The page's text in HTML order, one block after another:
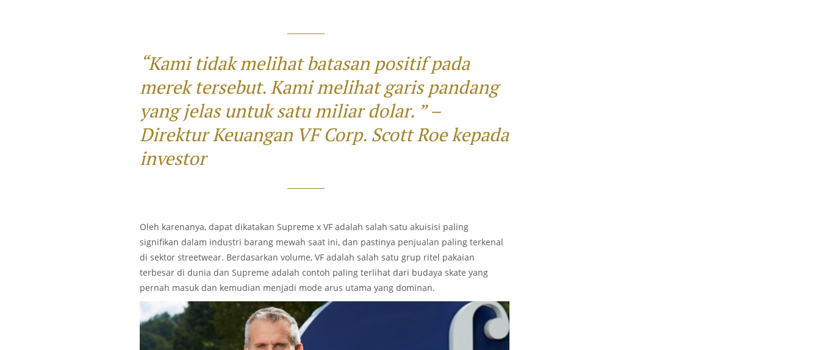
“Kami tidak melihat batasan positif pada
merek tersebut. Kami melihat garis pandang
yang jelas untuk satu miliar dolar. ” –
Direktur Keuangan VF Corp. Scott Roe kepada
investor
Oleh karenanya, dapat dikatakan Supreme x VF adalah salah satu akuisisi paling
signifikan dalam industri barang mewah saat ini, dan pastinya penjualan paling terkenal
di sektor streetwear. Berdasarkan volume, VF adalah salah satu grup ritel pakaian
terbesar di dunia dan Supreme adalah contoh paling terlihat dari budaya skate yang
pernah masuk dan kemudian menjadi mode arus utama yang dominan.